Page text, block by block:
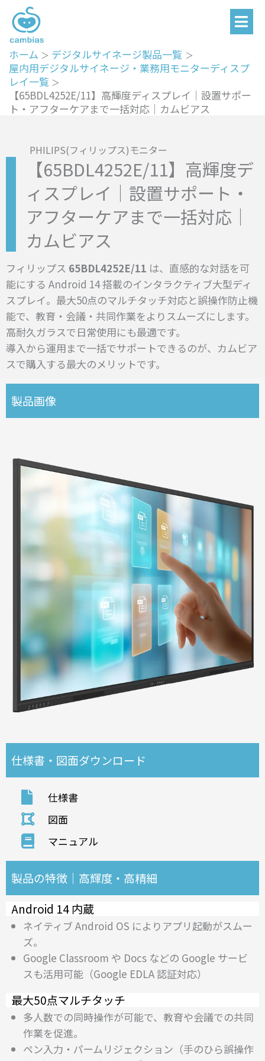
キ
メ
ニ
ュ
ホーム
デジタルサイネージ製品一覧
屋内用デジタルサイネージ・業務用モニターディスプ
レイ一覧
【65BDL4252E/11】高輝度ディスプレイ｜設置サポー
ト・アフターケアまで一括対応｜カムビアス
PHILIPS(フィリップス)モニター
【65BDL4252E/11】高輝度デ
ィスプレイ｜設置サポート・
アフターケアまで一括対応｜
カムビアス
フィリップス 65BDL4252E/11 は、直感的な対話を可
能にする Android 14 搭載のインタラクティブ大型ディ
スプレイ。最大50点のマルチタッチ対応と誤操作防止機
能で、教育・会議・共同作業をよりスムーズにします。
高耐久ガラスで日常使用にも最適です。
導入から運用まで一括でサポートできるのが、カムビア
スで購入する最大のメリットです。
製品画像
仕様書・図面ダウンロード
仕様書
図面
マニュアル
製品の特徴｜高輝度・高精細
Android 14 内蔵
ネイティブ Android OS によりアプリ起動がスムー
ズ。
Google Classroom や Docs などの Google サービ
スも活用可能（Google EDLA 認証対応）
最大50点マルチタッチ
多人数での同時操作が可能で、教育や会議での共同
作業を促進。
ペン入力・パームリジェクション（手のひら誤操作